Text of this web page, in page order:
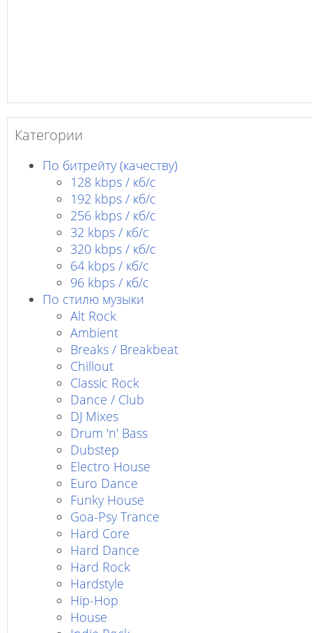
Категории
По битрейту (качеству)
128 kbps / кб/c
192 kbps / кб/c
256 kbps / кб/с
32 kbps / кб/c
320 kbps / кб/с
64 kbps / кб/c
96 kbps / кб/c
По стилю музыки
Alt Rock
Ambient
Breaks / Breakbeat
Chillout
Classic Rock
Dance / Club
DJ Mixes
Drum 'n' Bass
Dubstep
Electro House
Euro Dance
Funky House
Goa-Psy Trance
Hard Core
Hard Dance
Hard Rock
Hardstyle
Hip-Hop
House